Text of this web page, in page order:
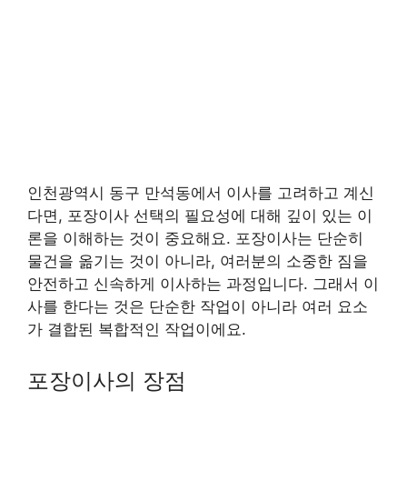
인천광역시 동구 만석동에서 이사를 고려하고 계신
다면, 포장이사 선택의 필요성에 대해 깊이 있는 이
론을 이해하는 것이 중요해요. 포장이사는 단순히
물건을 옮기는 것이 아니라, 여러분의 소중한 짐을
안전하고 신속하게 이사하는 과정입니다. 그래서 이
사를 한다는 것은 단순한 작업이 아니라 여러 요소
가 결합된 복합적인 작업이에요.
포장이사의 장점